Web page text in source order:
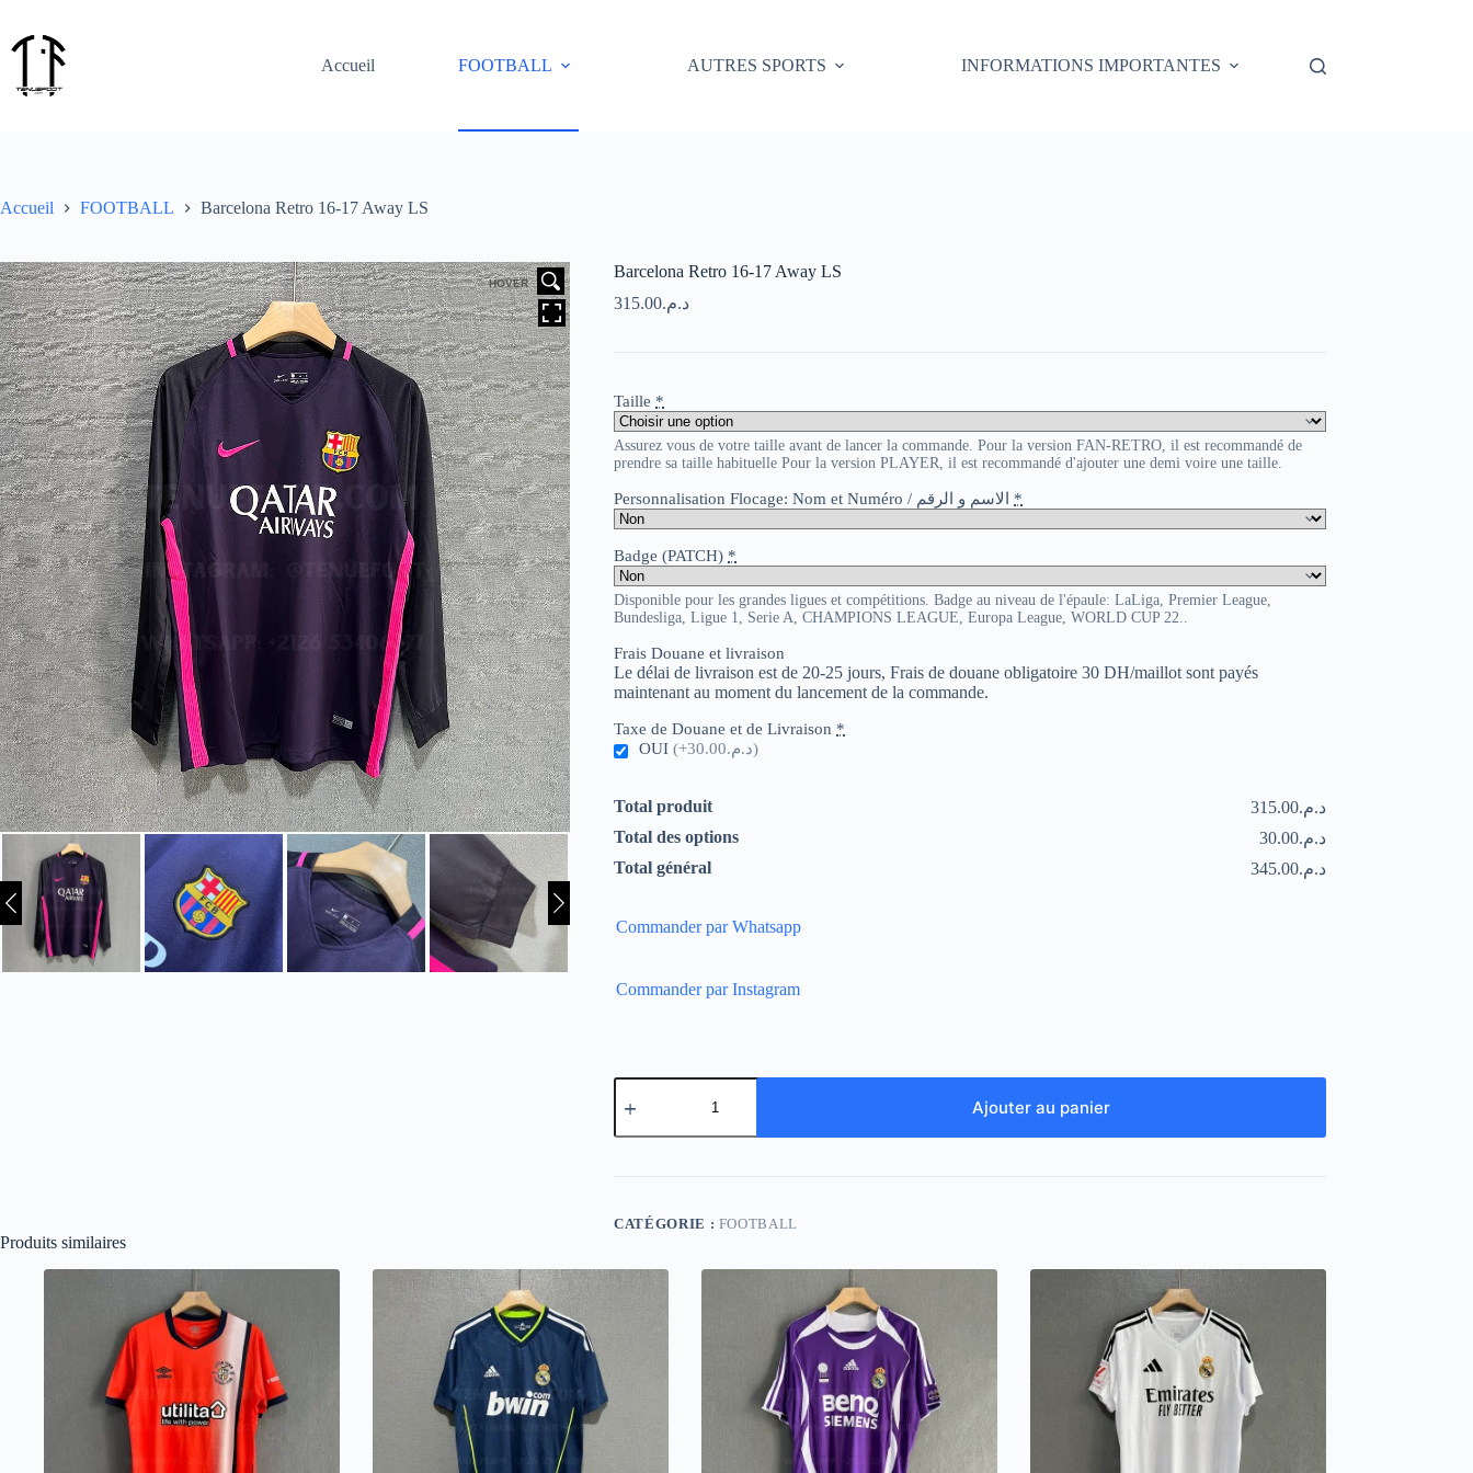
contenu
Accueil
FOOTBALL AUTRES SPORTS INFORMATIONS IMPORTANTES
Accueil FOOTBALL Barcelona Retro 16-17 Away LS
HOVER
Barcelona Retro 16-17 Away LS
د.م.315.00
Taille *
Assurez vous de votre taille avant de lancer la commande. Pour la version FAN-RETRO, il est recommandé de
prendre sa taille habituelle Pour la version PLAYER, il est recommandé d'ajouter une demi voire une taille.
Personnalisation Flocage: Nom et Numéro / الاسم و الرقم *
Badge (PATCH) *
Disponible pour les grandes ligues et compétitions. Badge au niveau de l'épaule: LaLiga, Premier League,
Bundesliga, Ligue 1, Serie A, CHAMPIONS LEAGUE, Europa League, WORLD CUP 22..
Frais Douane et livraison
Le délai de livraison est de 20-25 jours, Frais de douane obligatoire 30 DH/maillot sont payés
maintenant au moment du lancement de la commande.
Taxe de Douane et de Livraison *
OUI
(+د.م.30.00)
Total produit
د.م.315.00
Total des options
د.م.30.00
Total général
د.م.345.00
Commander par Whatsapp
Commander par Instagram
quantité
de
Retro
17
LS
Ajouter au panier
CATÉGORIE : FOOTBALL
Produits similaires